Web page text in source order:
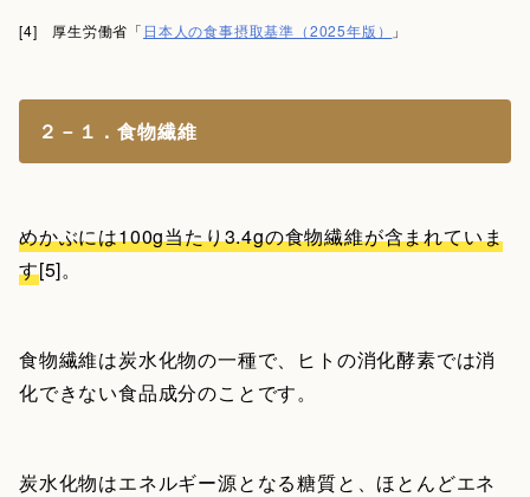
[4] 厚生労働省「 日本人の食事摂取基準（2025年版） 」
２－１．食物繊維
めかぶには100g当たり3.4gの食物繊維が含まれていま
す[5]。
食物繊維は炭水化物の一種で、ヒトの消化酵素では消
化できない食品成分のことです。
炭水化物はエネルギー源となる糖質と、ほとんどエネ